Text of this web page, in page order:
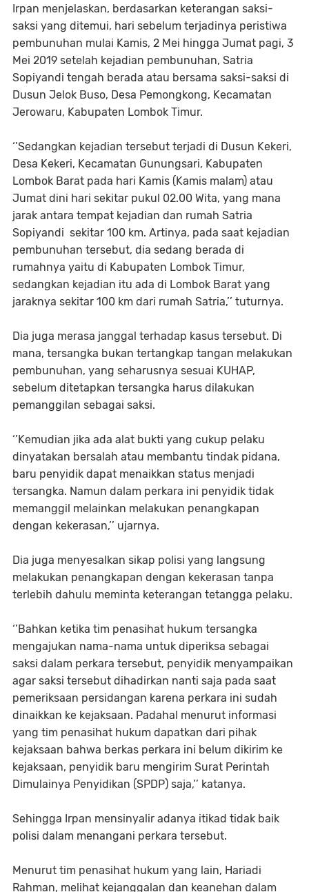
Irpan menjelaskan, berdasarkan keterangan saksi-
saksi yang ditemui, hari sebelum terjadinya peristiwa
pembunuhan mulai Kamis, 2 Mei hingga Jumat pagi, 3
Mei 2019 setelah kejadian pembunuhan, Satria
Sopiyandi tengah berada atau bersama saksi-saksi di
Dusun Jelok Buso, Desa Pemongkong, Kecamatan
Jerowaru, Kabupaten Lombok Timur.
‘’Sedangkan kejadian tersebut terjadi di Dusun Kekeri,
Desa Kekeri, Kecamatan Gunungsari, Kabupaten
Lombok Barat pada hari Kamis (Kamis malam) atau
Jumat dini hari sekitar pukul 02.00 Wita, yang mana
jarak antara tempat kejadian dan rumah Satria
Sopiyandi sekitar 100 km. Artinya, pada saat kejadian
pembunuhan tersebut, dia sedang berada di
rumahnya yaitu di Kabupaten Lombok Timur,
sedangkan kejadian itu ada di Lombok Barat yang
jaraknya sekitar 100 km dari rumah Satria,’’ tuturnya.
Dia juga merasa janggal terhadap kasus tersebut. Di
mana, tersangka bukan tertangkap tangan melakukan
pembunuhan, yang seharusnya sesuai KUHAP,
sebelum ditetapkan tersangka harus dilakukan
pemanggilan sebagai saksi.
‘’Kemudian jika ada alat bukti yang cukup pelaku
dinyatakan bersalah atau membantu tindak pidana,
baru penyidik dapat menaikkan status menjadi
tersangka. Namun dalam perkara ini penyidik tidak
memanggil melainkan melakukan penangkapan
dengan kekerasan,’’ ujarnya.
Dia juga menyesalkan sikap polisi yang langsung
melakukan penangkapan dengan kekerasan tanpa
terlebih dahulu meminta keterangan tetangga pelaku.
‘’Bahkan ketika tim penasihat hukum tersangka
mengajukan nama-nama untuk diperiksa sebagai
saksi dalam perkara tersebut, penyidik menyampaikan
agar saksi tersebut dihadirkan nanti saja pada saat
pemeriksaan persidangan karena perkara ini sudah
dinaikkan ke kejaksaan. Padahal menurut informasi
yang tim penasihat hukum dapatkan dari pihak
kejaksaan bahwa berkas perkara ini belum dikirim ke
kejaksaan, penyidik baru mengirim Surat Perintah
Dimulainya Penyidikan (SPDP) saja,’’ katanya.
Sehingga Irpan mensinyalir adanya itikad tidak baik
polisi dalam menangani perkara tersebut.
Menurut tim penasihat hukum yang lain, Hariadi
Rahman, melihat kejanggalan dan keanehan dalam